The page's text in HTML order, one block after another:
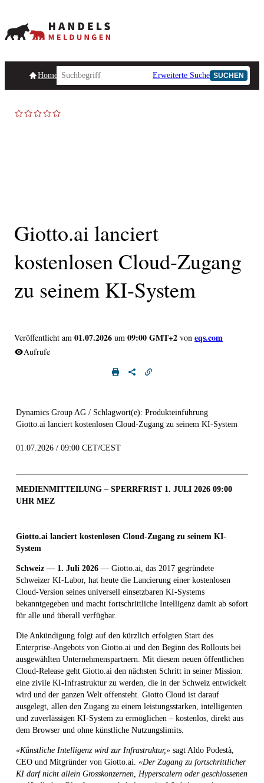
HomepageHandelsmeldungen Ad-Hoc-Meldungen
Erweiterte Suche SUCHEN
Giotto.ai lanciert
kostenlosen Cloud-Zugang
zu seinem KI-System
Veröffentlicht am 01.07.2026 um 09:00 GMT+2 von eqs.com
Aufrufe
Dynamics Group AG / Schlagwort(e): Produkteinführung
Giotto.ai lanciert kostenlosen Cloud-Zugang zu seinem KI-System
01.07.2026 / 09:00 CET/CEST
MEDIENMITTEILUNG – SPERRFRIST 1. JULI 2026 09:00
UHR MEZ
Giotto.ai lanciert kostenlosen Cloud-Zugang zu seinem KI-
System
Schweiz — 1. Juli 2026 — Giotto.ai, das 2017 gegründete
Schweizer KI-Labor, hat heute die Lancierung einer kostenlosen
Cloud-Version seines universell einsetzbaren KI-Systems
bekanntgegeben und macht fortschrittliche Intelligenz damit ab sofort
für alle und überall verfügbar.
Die Ankündigung folgt auf den kürzlich erfolgten Start des
Enterprise-Angebots von Giotto.ai und den Beginn des Rollouts bei
ausgewählten Unternehmenspartnern. Mit diesem neuen öffentlichen
Cloud-Release geht Giotto.ai den nächsten Schritt in seiner Mission:
eine zivile KI-Infrastruktur zu werden, die in der Schweiz entwickelt
wird und der ganzen Welt offensteht. Giotto Cloud ist darauf
ausgelegt, allen den Zugang zu einem leistungsstarken, intelligenten
und zuverlässigen KI-System zu ermöglichen – kostenlos, direkt aus
dem Browser und ohne künstliche Nutzungslimits.
«Künstliche Intelligenz wird zur Infrastruktur,» sagt Aldo Podestà,
CEO und Mitgründer von Giotto.ai. «Der Zugang zu fortschrittlicher
KI darf nicht allein Grosskonzernen, Hyperscalern oder geschlossenen